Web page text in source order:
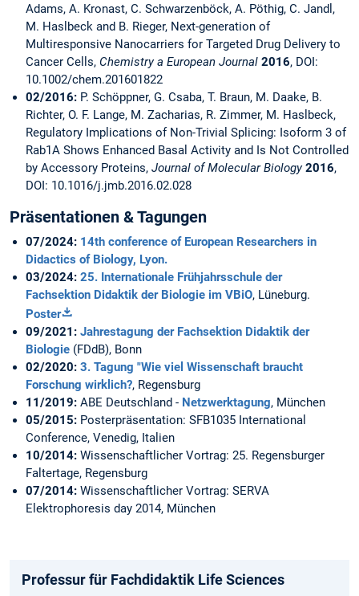
Adams, A. Kronast, C. Schwarzenböck, A. Pöthig, C. Jandl,
M. Haslbeck and B. Rieger, Next-generation of
Multiresponsive Nanocarriers for Targeted Drug Delivery to
Cancer Cells, Chemistry a European Journal 2016, DOI:
10.1002/chem.201601822
02/2016: P. Schöppner, G. Csaba, T. Braun, M. Daake, B.
Richter, O. F. Lange, M. Zacharias, R. Zimmer, M. Haslbeck,
Regulatory Implications of Non-Trivial Splicing: Isoform 3 of
Rab1A Shows Enhanced Basal Activity and Is Not Controlled
by Accessory Proteins, Journal of Molecular Biology 2016,
DOI: 10.1016/j.jmb.2016.02.028
Präsentationen & Tagungen
07/2024: 14th conference of European Researchers in
Didactics of Biology, Lyon.
03/2024: 25. Internationale Frühjahrsschule der
Fachsektion Didaktik der Biologie im VBiO, Lüneburg.
Poster
09/2021: Jahrestagung der Fachsektion Didaktik der
Biologie (FDdB), Bonn
02/2020: 3. Tagung "Wie viel Wissenschaft braucht
Forschung wirklich?, Regensburg
11/2019: ABE Deutschland - Netzwerktagung, München
05/2015: Posterpräsentation: SFB1035 International
Conference, Venedig, Italien
10/2014: Wissenschaftlicher Vortrag: 25. Regensburger
Faltertage, Regensburg
07/2014: Wissenschaftlicher Vortrag: SERVA
Elektrophoresis day 2014, München
Professur für Fachdidaktik Life Sciences